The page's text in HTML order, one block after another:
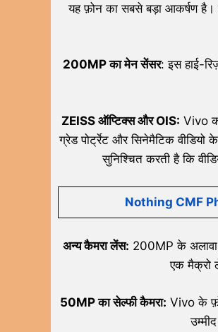
यह फ़ोन का सबसे बड़ा आकर्षण है।
200MP का मेन सेंसर: इस हाई-
ZEISS ऑप्टिक्स और OIS: Vivo
ग्रेड पोर्ट्रेट और सिनेमैटिक
सुनिश्चित करती है कि
Nothing CMF
अन्य कैमरा लेंस: 200MP के
एक मैक्रो
50MP का सेल्फी कैमरा: Vivo के